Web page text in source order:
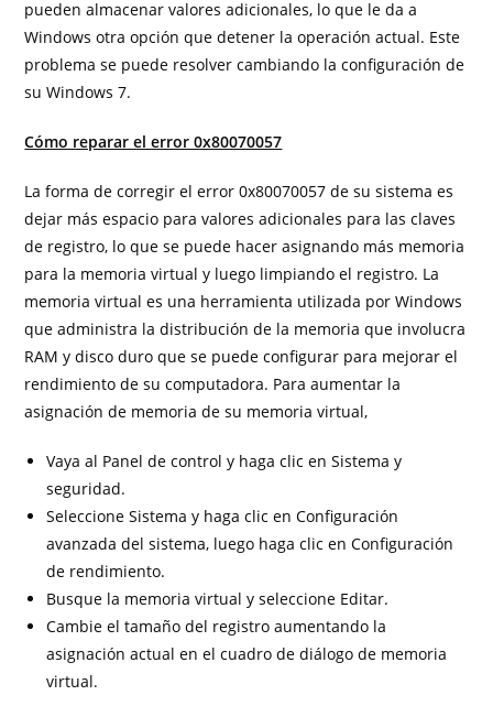
pueden almacenar valores adicionales, lo que le da a
Windows otra opción que detener la operación actual. Este
problema se puede resolver cambiando la configuración de
su Windows 7.
Cómo reparar el error 0x80070057
La forma de corregir el error 0x80070057 de su sistema es
dejar más espacio para valores adicionales para las claves
de registro, lo que se puede hacer asignando más memoria
para la memoria virtual y luego limpiando el registro. La
memoria virtual es una herramienta utilizada por Windows
que administra la distribución de la memoria que involucra
RAM y disco duro que se puede configurar para mejorar el
rendimiento de su computadora. Para aumentar la
asignación de memoria de su memoria virtual,
Vaya al Panel de control y haga clic en Sistema y
seguridad.
Seleccione Sistema y haga clic en Configuración
avanzada del sistema, luego haga clic en Configuración
de rendimiento.
Busque la memoria virtual y seleccione Editar.
Cambie el tamaño del registro aumentando la
asignación actual en el cuadro de diálogo de memoria
virtual.